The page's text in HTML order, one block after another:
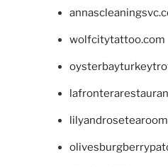
wolfcitytattoo.com